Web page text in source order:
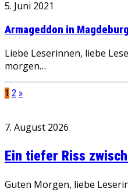
5. Juni 2021
Armageddon in
Liebe Leserinnen, liebe
morgen…
1 2 »
7. August 2026
Ein tiefer Riss
Guten Morgen, liebe